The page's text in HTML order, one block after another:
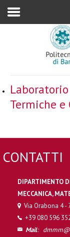
Termiche e
CONTATTI
DIPARTIMENTO
MECCANICA,
Via Orabona 4 -
+39 080 596
Mail: